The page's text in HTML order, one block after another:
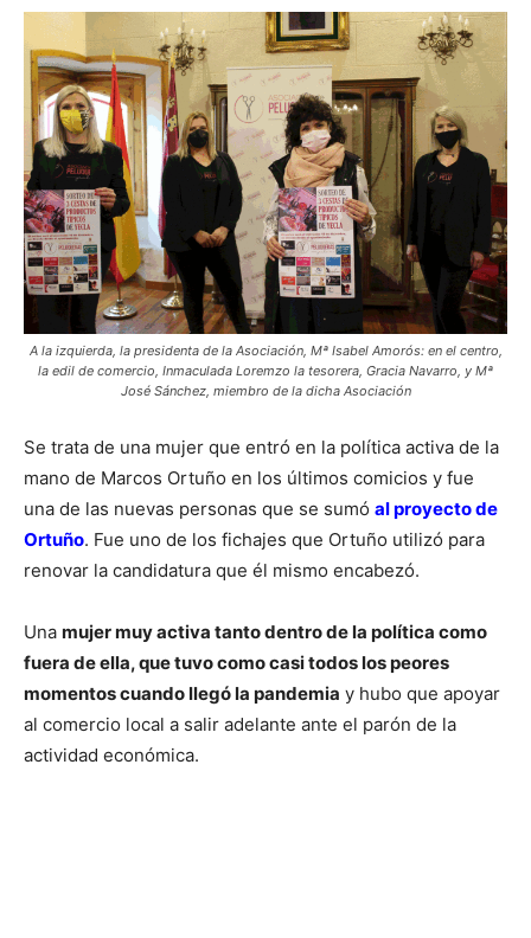
A la izquierda, la presidenta de la Asociación, Mª Isabel Amorós: en el centro,
la edil de comercio, Inmaculada Loremzo la tesorera, Gracia Navarro, y Mª
José Sánchez, miembro de la dicha Asociación
Se trata de una mujer que entró en la política activa de la
mano de Marcos Ortuño en los últimos comicios y fue
una de las nuevas personas que se sumó al proyecto de
Ortuño. Fue uno de los fichajes que Ortuño utilizó para
renovar la candidatura que él mismo encabezó.
Una mujer muy activa tanto dentro de la política como
fuera de ella, que tuvo como casi todos los peores
momentos cuando llegó la pandemia y hubo que apoyar
al comercio local a salir adelante ante el parón de la
actividad económica.